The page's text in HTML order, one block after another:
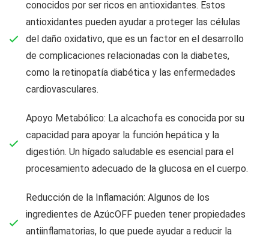
conocidos por ser ricos en antioxidantes. Estos
antioxidantes pueden ayudar a proteger las células
del daño oxidativo, que es un factor en el desarrollo
de complicaciones relacionadas con la diabetes,
como la retinopatía diabética y las enfermedades
cardiovasculares.
Apoyo Metabólico: La alcachofa es conocida por su
capacidad para apoyar la función hepática y la
digestión. Un hígado saludable es esencial para el
procesamiento adecuado de la glucosa en el cuerpo.
Reducción de la Inflamación: Algunos de los
ingredientes de AzúcOFF pueden tener propiedades
antiinflamatorias, lo que puede ayudar a reducir la